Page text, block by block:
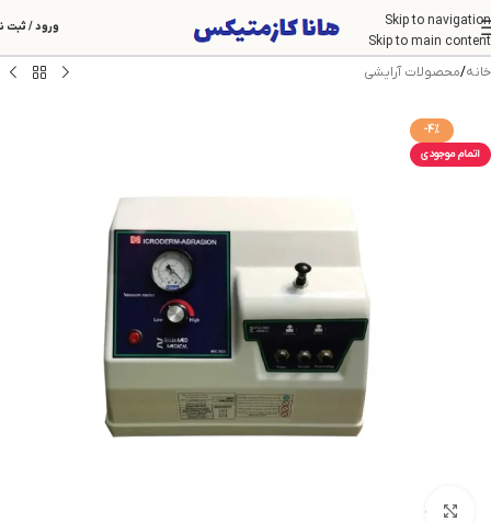
Skip to navigation
Skip to main content
ورود / ثبت
خانه/محصولات آرایشی
-4%
اتمام موجودی
بزرگنمایی تصویر